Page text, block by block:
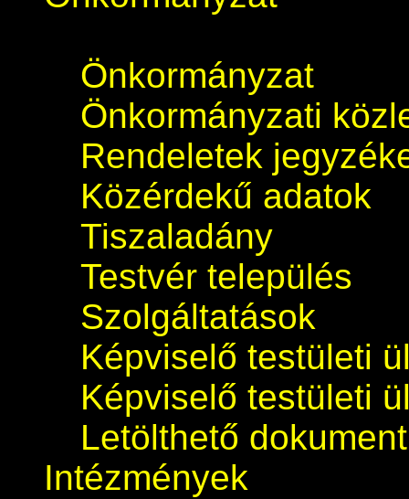
Önkormányzat
Önkormányzati
Rendeletek
Közérdekű adatok
Tiszaladány
Testvér település
Szolgáltatások
Képviselő testületi
Képviselő testületi
Letölthető
Intézmények